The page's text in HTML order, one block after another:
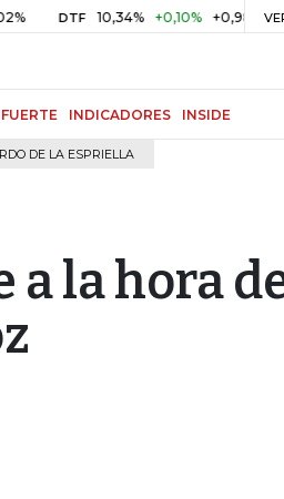
DTF 10,34% +0,10% +0,98% UVR $
INDICADORES INSIDE
DE LA ESPRIELLA
la hora